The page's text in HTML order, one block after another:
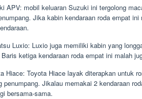
APV: mobil keluaran Suzuki ini tergolong
Jika kabin kendaraan roda empat
Luxio: Luxio juga memiliki kabin yang
ketiga kendaraan roda empat ini malah
Hiace: Toyota Hiace layak diterapkan untuk
penumpang. Jikalau memakai 2 kendaraan
bersama-sama.